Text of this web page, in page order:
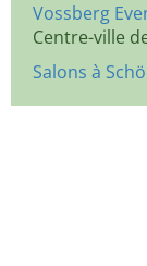
Vossberg
Centre-ville
Salons à